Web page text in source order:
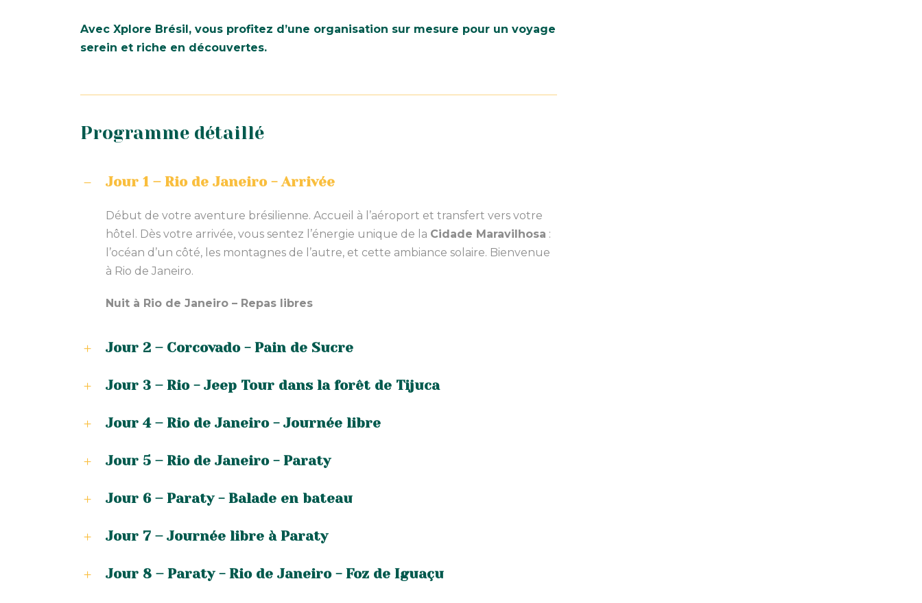
Avec Xplore Brésil, vous profitez d’une organisation sur mesure pour un voyage
serein et riche en découvertes.
Programme détaillé
Jour 1 – Rio de Janeiro - Arrivée
Début de votre aventure brésilienne. Accueil à l’aéroport et transfert vers votre
hôtel. Dès votre arrivée, vous sentez l’énergie unique de la Cidade Maravilhosa :
l’océan d’un côté, les montagnes de l’autre, et cette ambiance solaire. Bienvenue
à Rio de Janeiro.
Nuit à Rio de Janeiro – Repas libres
Jour 2 – Corcovado - Pain de Sucre
Jour 3 – Rio - Jeep Tour dans la forêt de Tijuca
Jour 4 – Rio de Janeiro - Journée libre
Jour 5 – Rio de Janeiro - Paraty
Jour 6 – Paraty - Balade en bateau
Jour 7 – Journée libre à Paraty
Jour 8 – Paraty - Rio de Janeiro - Foz de Iguaçu